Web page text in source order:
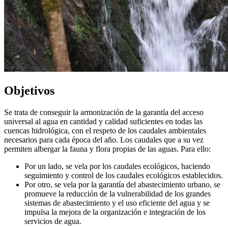
Objetivos
Se trata de conseguir la armonización de la garantía del acceso
universal al agua en cantidad y calidad suficientes en todas las
cuencas hidrológica, con el respeto de los caudales ambientales
necesarios para cada época del año. Los caudales que a su vez
permiten albergar la fauna y flora propias de las aguas. Para ello:
Por un lado, se vela por los caudales ecológicos, haciendo
seguimiento y control de los caudales ecológicos establecidos.
Por otro, se vela por la garantía del abastecimiento urbano, se
promueve la reducción de la vulnerabilidad de los grandes
sistemas de abastecimiento y el uso eficiente del agua y se
impulsa la mejora de la organización e integración de los
servicios de agua.